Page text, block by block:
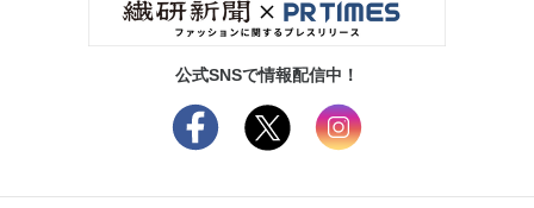
公式SNSで情報配信中！